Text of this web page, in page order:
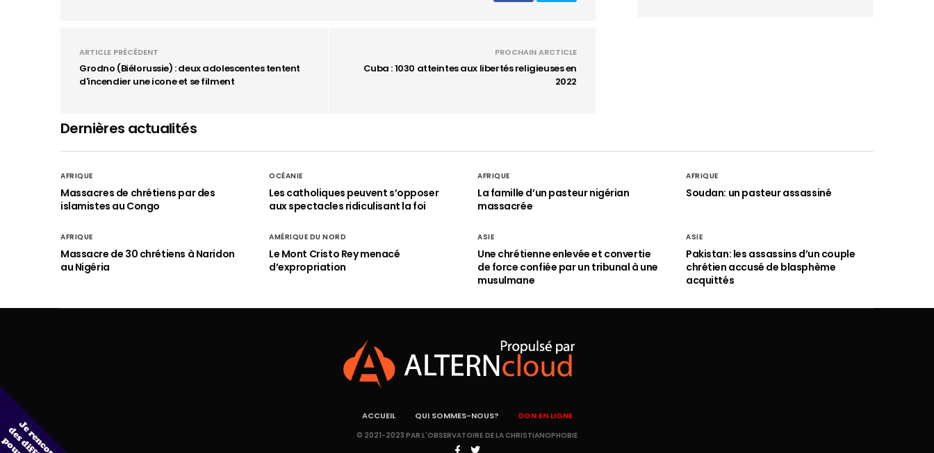
ARTICLE PRÉCÉDENT
Grodno (Biélorussie) : deux adolescentes tentent
d'incendier une icone et se filment
PROCHAIN ARCTICLE
Cuba : 1030 atteintes aux libertés religieuses en
2022
Dernières actualités
AFRIQUE
Massacres de chrétiens par des
islamistes au Congo
OCÉANIE
Les catholiques peuvent s’opposer
aux spectacles ridiculisant la foi
AFRIQUE
La famille d’un pasteur nigérian
massacrée
AFRIQUE
Soudan: un pasteur assassiné
AFRIQUE
Massacre de 30 chrétiens à Naridon
au Nigéria
AMÉRIQUE DU NORD
Le Mont Cristo Rey menacé
d’expropriation
ASIE
Une chrétienne enlevée et convertie
de force confiée par un tribunal à une
musulmane
ASIE
Pakistan: les assassins d’un couple
chrétien accusé de blasphème
acquittés
ACCUEIL QUI SOMMES-NOUS? DON EN LIGNE
© 2021-2023 PAR L'OBSERVATOIRE DE LA CHRISTIANOPHOBIE